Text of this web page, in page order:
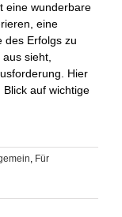
eine wunderbare
eine
des Erfolgs zu
sieht,
Hier
auf wichtige
, Für